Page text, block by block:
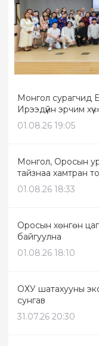
Монгол сурагчид
Ирээдүйн эрчим
01.08.26 19:05
Монгол, Оросын
тайзнаа хамтран
01.08.26 18:33
Оросын хөнгөн
байгуулна
01.08.26 18:10
ОХУ шатахууны
сунгав
31.07.26 20:30